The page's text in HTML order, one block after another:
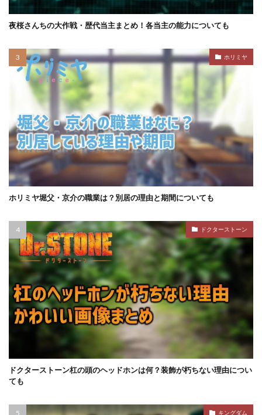
夜桜さんちの大作戦・歴代当主まとめ！各当主の能力についても
ホリミヤ
ホリミヤ堀父・京介の職業は？別居の理由と期間についても
ドクターストーン
ドクターストーン杠の頭のヘッドホンは何？装飾が朽ちない理由につい
ても
キングダム